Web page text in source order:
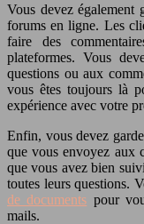
Vous devez
forums en ligne. Les
faire des
plateformes. Vous
questions ou aux
vous êtes toujours là
expérience avec votre
Enfin, vous devez
que vous envoyez aux
que vous avez bien
toutes leurs questions.
de documents pour
mails.